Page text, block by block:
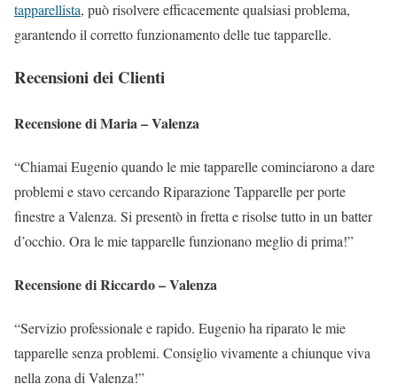
tapparellista, può risolvere efficacemente qualsiasi problema,
garantendo il corretto funzionamento delle tue tapparelle.
Recensioni dei Clienti
Recensione di Maria – Valenza
“Chiamai Eugenio quando le mie tapparelle cominciarono a dare
problemi e stavo cercando Riparazione Tapparelle per porte
finestre a Valenza. Si presentò in fretta e risolse tutto in un batter
d’occhio. Ora le mie tapparelle funzionano meglio di prima!”
Recensione di Riccardo – Valenza
“Servizio professionale e rapido. Eugenio ha riparato le mie
tapparelle senza problemi. Consiglio vivamente a chiunque viva
nella zona di Valenza!”